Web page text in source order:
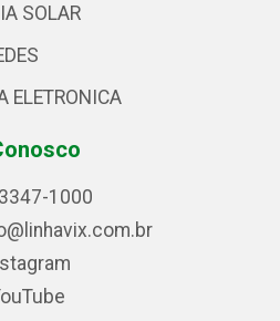
SOLAR
ELETRONICA
1000